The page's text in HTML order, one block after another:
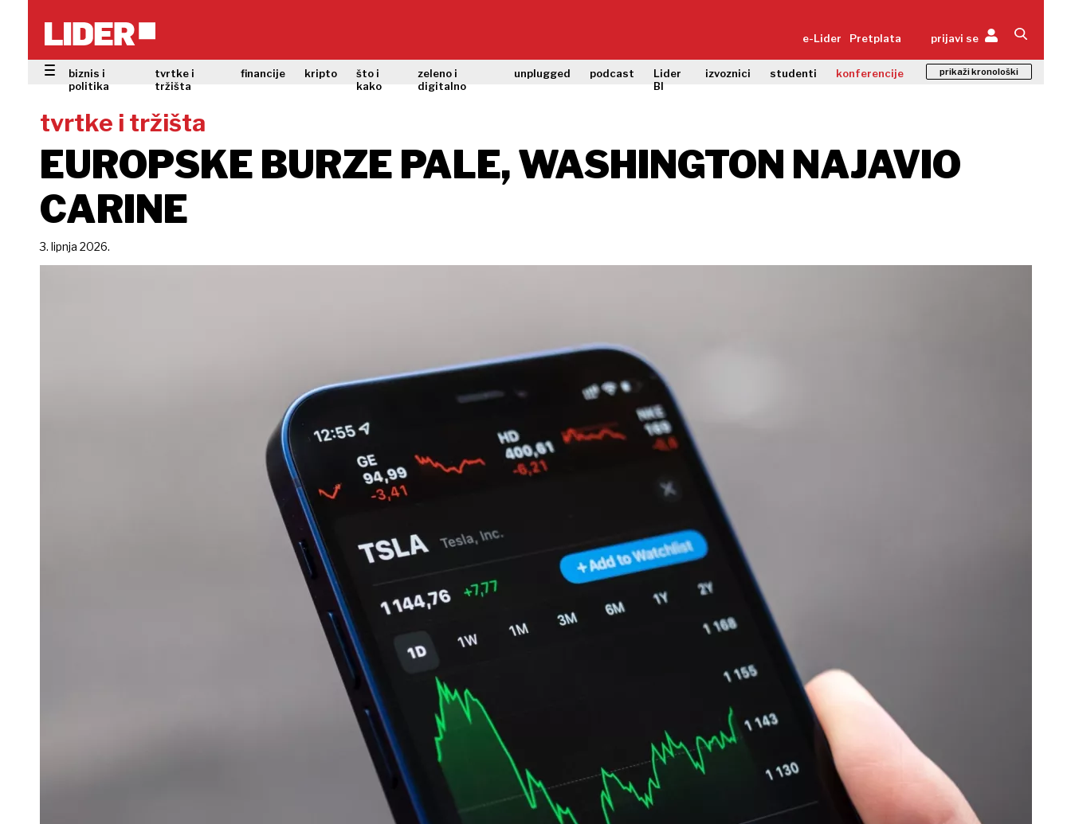
e-Lider Pretplata prijavi se
biznis i
politika
tvrtke i
tržišta
financije kripto
što i
kako
zeleno i
digitalno
unplugged podcast
Lider
BI
izvoznici studenti konferencije prikaži kronološki
tvrtke i tržišta
EUROPSKE BURZE PALE, WASHINGTON NAJAVIO
CARINE
3. lipnja 2026.